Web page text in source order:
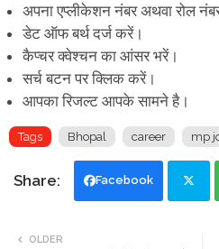
अपना एप्लीकेशन नंबर अथवा रोल
डेट ऑफ बर्थ दर्ज करें।
कैप्चर क्वेश्चन का आंसर भरें।
सर्च बटन पर क्लिक करें।
आपका रिजल्ट आपके सामने है।
Tags Bhopal career mp
Facebook
OLDER